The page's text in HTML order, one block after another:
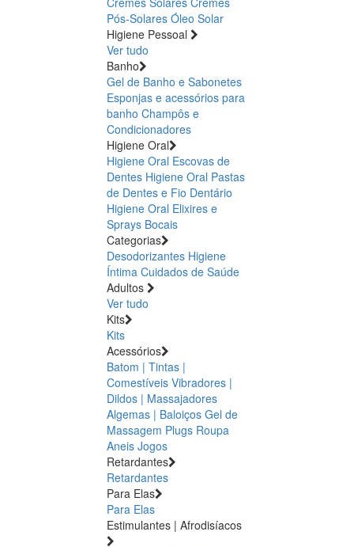
Pós-Solares Óleo Solar
Higiene Pessoal
Ver tudo
Banho
Gel de Banho e Sabonetes
Esponjas e acessórios para
banho Champôs e
Condicionadores
Higiene Oral
Higiene Oral Escovas de
Dentes Higiene Oral Pastas
de Dentes e Fio Dentário
Higiene Oral Elixires e
Sprays Bocais
Categorias
Desodorizantes Higiene
Íntima Cuidados de Saúde
Adultos
Ver tudo
Kits
Kits
Acessórios
Batom | Tintas |
Comestíveis Vibradores |
Dildos | Massajadores
Algemas | Baloiços Gel de
Massagem Plugs Roupa
Aneis Jogos
Retardantes
Retardantes
Para Elas
Para Elas
Estimulantes | Afrodisíacos